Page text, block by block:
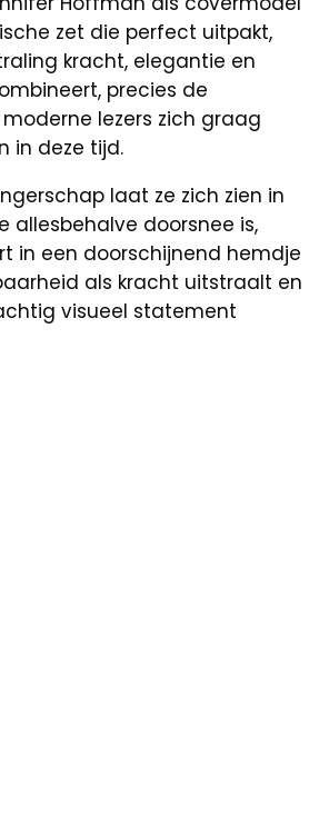
zet die perfect uitpakt,
kracht, elegantie en
precies de
lezers zich graag
in deze tijd.
laat ze zich zien in
allesbehalve doorsnee is,
in een doorschijnend hemdje
als kracht uitstraalt en
visueel statement